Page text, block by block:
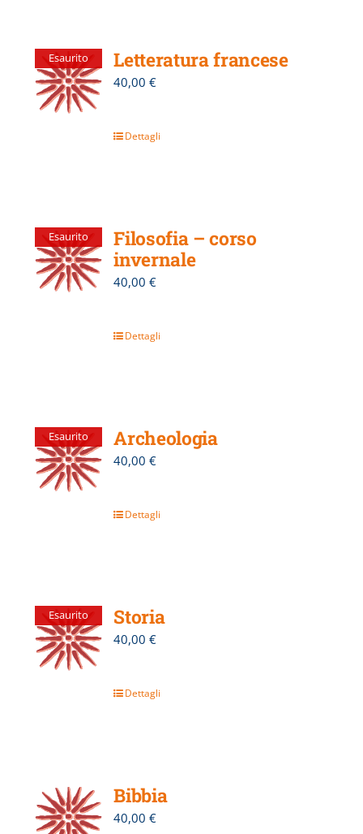
Esaurito Letteratura francese
40,00€
Dettagli
Esaurito
Filosofia – corso
invernale
40,00€
Dettagli
Esaurito Archeologia
40,00€
Dettagli
Esaurito Storia
40,00€
Dettagli
Bibbia
40,00€